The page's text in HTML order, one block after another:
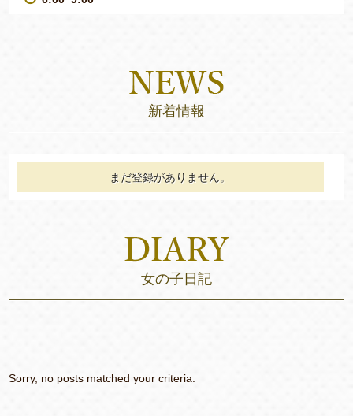
新着情報
まだ登録がありません。
女の子日記
Sorry, no posts matched your criteria.